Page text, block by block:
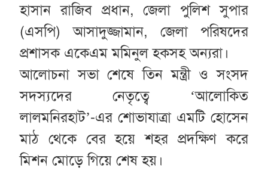
হাসান রাজিব প্রধান, জেলা পুলিশ সুপার
(এসপি) আসাদুজ্জামান, জেলা পরিষদের
প্রশাসক একেএম মমিনুল হকসহ অন্যরা।
আলোচনা সভা শেষে তিন মন্ত্রী ও সংসদ
সদস্যদের নেতৃত্বে ‘আলোকিত
লালমনিরহাট’-এর শোভাযাত্রা এমটি হোসেন
মাঠ থেকে বের হয়ে শহর প্রদক্ষিণ করে
মিশন মোড়ে গিয়ে শেষ হয়।